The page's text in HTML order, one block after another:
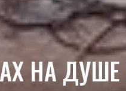
НА ДУШЕ